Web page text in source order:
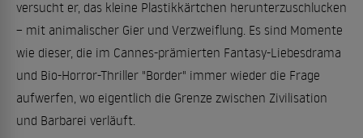
versucht er, das kleine Plastikkärtchen herunterzuschlucken
– mit animalischer Gier und Verzweiflung. Es sind Momente
wie dieser, die im Cannes-prämierten Fantasy-Liebesdrama
und Bio-Horror-Thriller "Border" immer wieder die Frage
aufwerfen, wo eigentlich die Grenze zwischen Zivilisation
und Barbarei verläuft.